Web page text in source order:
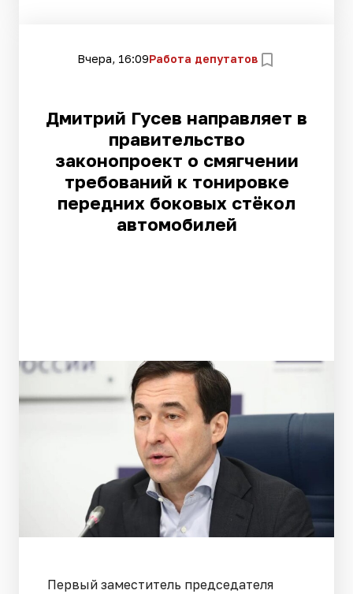
Вчера, 16:09Работа депутатов
Дмитрий Гусев направляет в
правительство
законопроект о смягчении
требований к тонировке
передних боковых стёкол
автомобилей
Первый заместитель председателя